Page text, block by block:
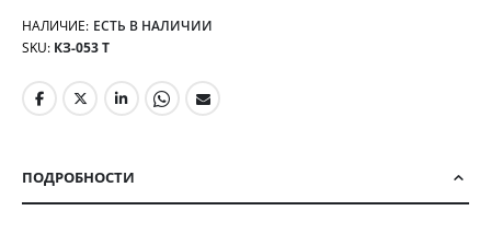
НАЛИЧИЕ: ЕСТЬ В НАЛИЧИИ
SKU КЗ-053 Т
ПОДРОБНОСТИ